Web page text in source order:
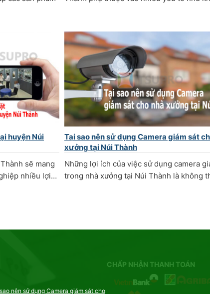
huyện Núi
sẽ mang
nhiều lợi…
Tại sao nên sử dụng Camera giám sát
xưởng tại Núi Thành
Những lợi ích của việc sử dụng camera
trong nhà xưởng tại Núi Thành là không
nên sử dụng Camera giám sát cho
CHẤP NHẬN THANH TOÁN